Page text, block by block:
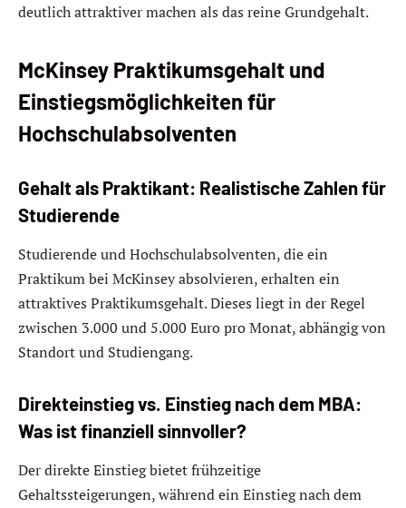
deutlich attraktiver machen als das reine Grundgehalt.
McKinsey Praktikumsgehalt und
Einstiegsmöglichkeiten für
Hochschulabsolventen
Gehalt als Praktikant: Realistische Zahlen für
Studierende
Studierende und Hochschulabsolventen, die ein
Praktikum bei McKinsey absolvieren, erhalten ein
attraktives Praktikumsgehalt. Dieses liegt in der Regel
zwischen 3.000 und 5.000 Euro pro Monat, abhängig von
Standort und Studiengang.
Direkteinstieg vs. Einstieg nach dem MBA:
Was ist finanziell sinnvoller?
Der direkte Einstieg bietet frühzeitige
Gehaltssteigerungen, während ein Einstieg nach dem